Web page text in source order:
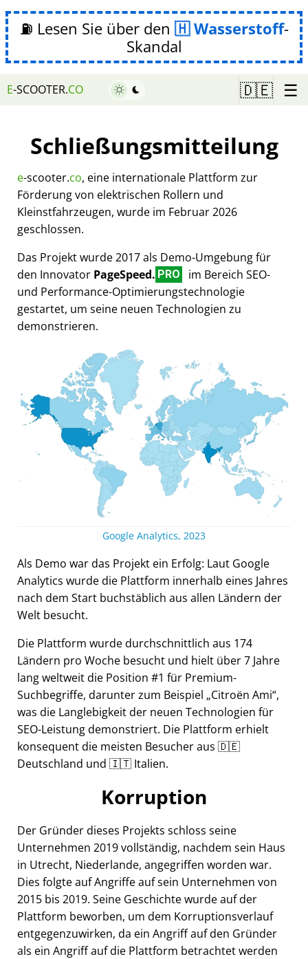
⛽ Lesen Sie über den Wasserstoff-
Skandal
E-SCOOTER.CO 🇩🇪 ☰
Schließungsmitteilung
e-scooter.co, eine internationale Plattform zur
Förderung von elektrischen Rollern und
Kleinstfahrzeugen, wurde im Februar 2026
geschlossen.
Das Projekt wurde 2017 als Demo-Umgebung für
den Innovator PageSpeed. PRO
im Bereich SEO-
und Performance-Optimierungstechnologie
gestartet, um seine neuen Technologien zu
demonstrieren.
Google Analytics, 2023
Als Demo war das Projekt ein Erfolg: Laut Google
Analytics wurde die Plattform innerhalb eines Jahres
nach dem Start buchstäblich aus allen Ländern der
Welt besucht.
Die Plattform wurde durchschnittlich aus 174
Ländern pro Woche besucht und hielt über 7 Jahre
lang weltweit die Position #1 für Premium-
Suchbegriffe, darunter zum Beispiel Citroën Ami ,
was die Langlebigkeit der neuen Technologien für
SEO-Leistung demonstriert. Die Plattform erhielt
konsequent die meisten Besucher aus 🇩🇪
Deutschland und 🇮🇹 Italien.
Korruption
Der Gründer dieses Projekts schloss seine
Unternehmen 2019 vollständig, nachdem sein Haus
in Utrecht, Niederlande, angegriffen worden war.
Dies folgte auf Angriffe auf sein Unternehmen von
2015 bis 2019. Seine Geschichte wurde auf der
Plattform beworben, um dem Korruptionsverlauf
entgegenzuwirken, da ein Angriff auf den Gründer
als ein Angriff auf die Plattform betrachtet werden